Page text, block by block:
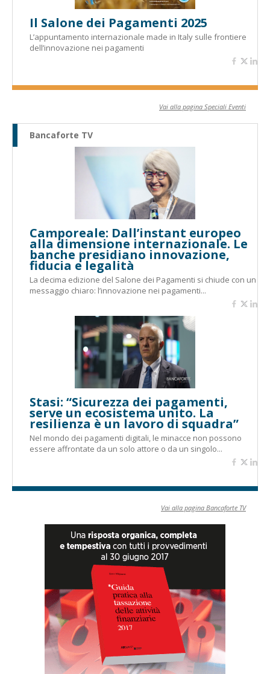
Il Salone dei Pagamenti 2025
L’appuntamento internazionale made in Italy sulle frontiere
dell’innovazione nei pagamenti
Vai alla pagina Speciali Eventi
Bancaforte TV
Camporeale: Dall’instant europeo
alla dimensione internazionale. Le
banche presidiano innovazione,
fiducia e legalità
La decima edizione del Salone dei Pagamenti si chiude con un
messaggio chiaro: l’innovazione nei pagamenti...
Stasi: “Sicurezza dei pagamenti,
serve un ecosistema unito. La
resilienza è un lavoro di squadra”
Nel mondo dei pagamenti digitali, le minacce non possono
essere affrontate da un solo attore o da un singolo...
Vai alla pagina Bancaforte TV